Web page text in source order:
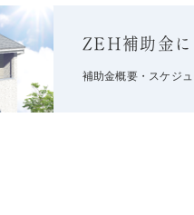
ZEH補助金に
補助金概要・スケジ